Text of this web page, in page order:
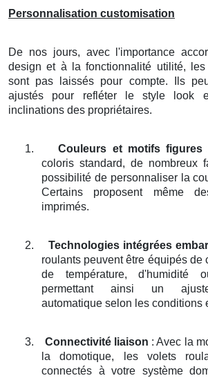
Personnalisation customisation
De nos jours, avec l'importance
design et à la fonctionnalité utilité,
sont pas laissés pour compte. Ils
ajustés pour refléter le style look
inclinations des propriétaires.
1. Couleurs et motifs figures:
coloris standard, de nombreux
possibilité de personnaliser la
Certains proposent même
imprimés.
2. Technologies intégrées
roulants peuvent être équipés de
de température, d'humidité
permettant ainsi un
automatique selon les conditions
3. Connectivité liaison : Avec la
la domotique, les volets
connectés à votre système